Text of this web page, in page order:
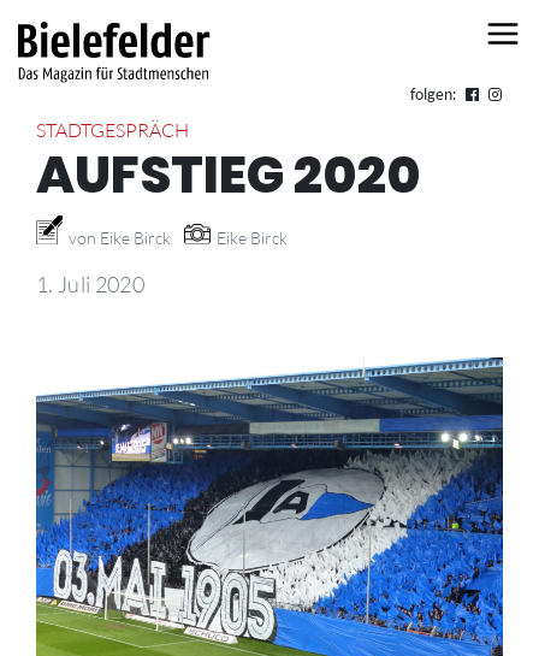
folgen:
STADTGESPRÄCH
AUFSTIEG 2020
von Eike Birck Eike Birck
1. Juli 2020